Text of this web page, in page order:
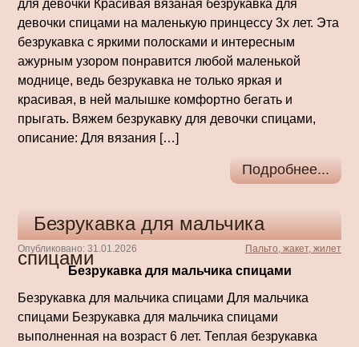
для девочки Красивая вязаная безрукавка для
девочки спицами на маленькую принцессу 3х лет. Эта
безрукавка с яркими полосками и интересным
ажурным узором понравится любой маленькой
моднице, ведь безрукавка не только яркая и
красивая, в ней малышке комфортно бегать и
прыгать. Вяжем безрукавку для девочки спицами,
описание: Для вязания […]
Подробнее...
Безрукавка для мальчика
спицами
Опубликовано: 31.01.2026 Пальто, жакет, жилет
Безрукавка для мальчика спицами
Безрукавка для мальчика спицами Для мальчика
спицами Безрукавка для мальчика спицами
выполненная на возраст 6 лет. Теплая безрукавка